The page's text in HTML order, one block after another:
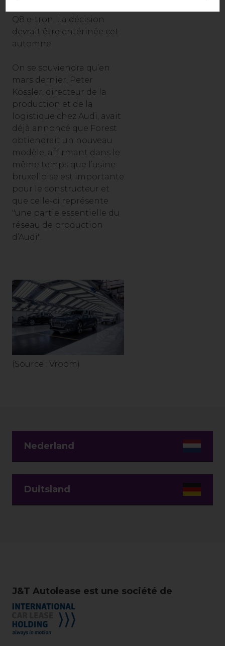
Q8 e-tron. La décision
devrait être entérinée cet
automne.
On se souviendra qu’en
mars dernier, Peter
Kössler, directeur de la
production et de la
logistique chez Audi, avait
déjà annoncé que Forest
obtiendrait un nouveau
modèle, affirmant dans le
même temps que l’usine
bruxelloise est importante
pour le constructeur et
que celle-ci représente
"une partie essentielle du
réseau de production
d’Audi".
(Source : Vroom)
Nederland
Duitsland
J&T Autolease est une société de